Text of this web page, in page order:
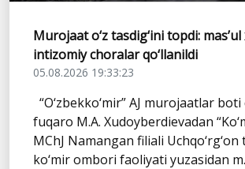
Murojaat o‘z tasdig‘ini topdi:
intizomiy choralar qo‘llanildi
05.08.2026 19:33:23
“O‘zbekko‘mir” AJ murojaatlar
fuqaro M.A. Xudoyberdievadan
MChJ Namangan filiali Uchqo‘rg‘on
ko‘mir ombori faoliyati yuzasidan